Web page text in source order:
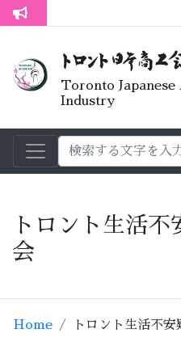
トロント生活不安疑問質問懇談
Toronto Japanese
Industry
トロント生活
会
Home トロント生活不